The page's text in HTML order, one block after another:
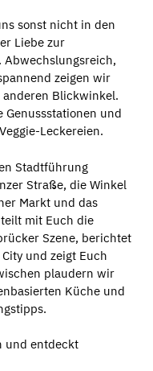
sonst nicht in den
Liebe zur
Abwechslungsreich,
zeigen wir
anderen Blickwinkel.
und
Leckereien.
Stadtführung
Straße, die Winkel
Markt und das
mit Euch die
Szene, berichtet
und zeigt Euch
plaudern wir
Küche und
und entdeckt